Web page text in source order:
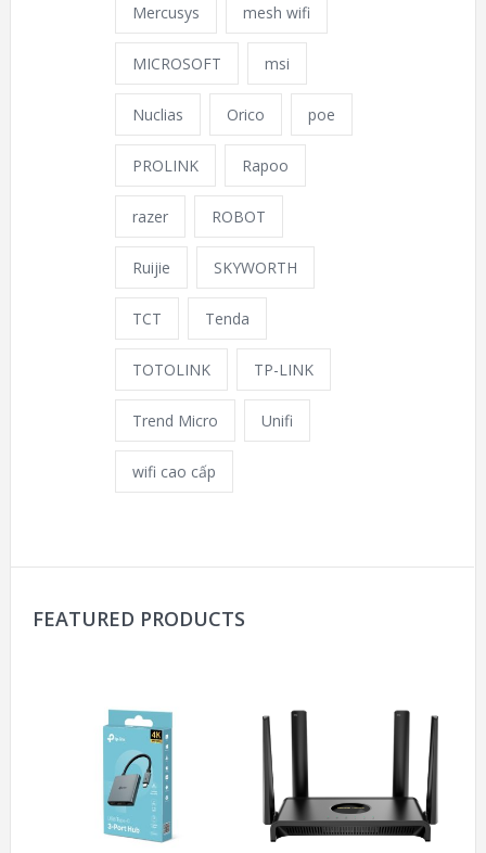
Mercusys mesh wifi
MICROSOFT msi
Nuclias Orico poe
PROLINK Rapoo
razer ROBOT
Ruijie SKYWORTH
TCT Tenda
TOTOLINK TP-LINK
Trend Micro Unifi
wifi cao cấp
FEATURED PRODUCTS